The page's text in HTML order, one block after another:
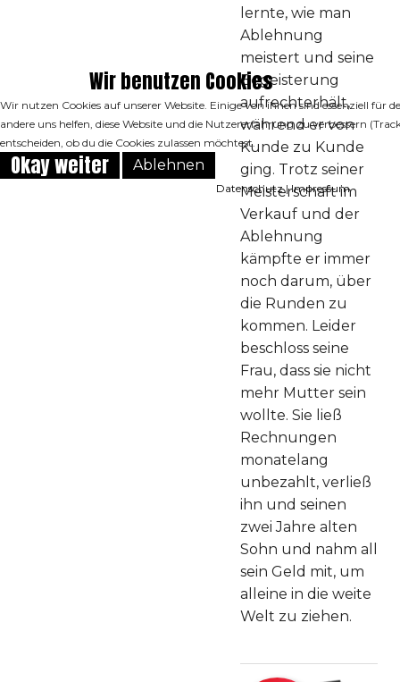
lernte, wie man
Ablehnung
meistert und seine
Begeisterung
aufrechterhält,
während er von
Kunde zu Kunde
ging. Trotz seiner
Meisterschaft im
Verkauf und der
Ablehnung
kämpfte er immer
noch darum, über
die Runden zu
kommen. Leider
beschloss seine
Frau, dass sie nicht
mehr Mutter sein
wollte. Sie ließ
Rechnungen
monatelang
unbezahlt, verließ
ihn und seinen
zwei Jahre alten
Sohn und nahm all
sein Geld mit, um
alleine in die weite
Welt zu ziehen.
Wir benutzen Cookies
Wir nutzen Cookies auf unserer Website. Einige von ihnen sind essenziell für
andere uns helfen, diese Website und die Nutzererfahrung zu verbessern
entscheiden, ob du die Cookies zulassen möchtest.
Okay weiter Ablehnen
Datenschutz|Impressum